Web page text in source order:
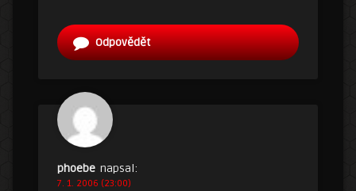
Odpovědět
phoebe napsal:
7. 1. 2006 (23:00)